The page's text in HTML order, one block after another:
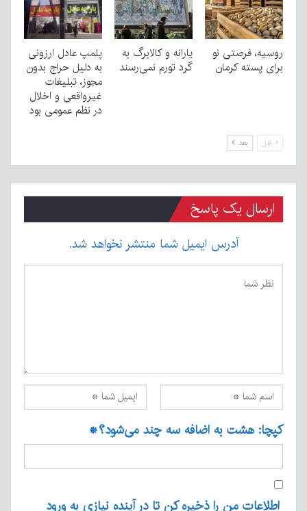
روسیه، فرصتی نو
برای پسته کرمان
یارانه و کالابرگ به
گرد تورم نمی‌رسند
پلمپ عادل ارزونی
به دليل حراج بدون
مجوز، تبليغات
غیرواقعی و اخلال
در نظم عمومی بود
قبل بعد
ارسال یک پاسخ
آدرس ایمیل شما منتشر نخواهد شد.
کپچا: هشت به اضافه سه چند می‌شود؟*
اطلاعات من را ذخیره کن تا در آینده نیازی به ورود